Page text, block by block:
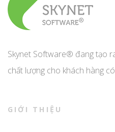
Skynet Software® đang tạo
chất lượng cho khách hàng
GIỚI THIỆU